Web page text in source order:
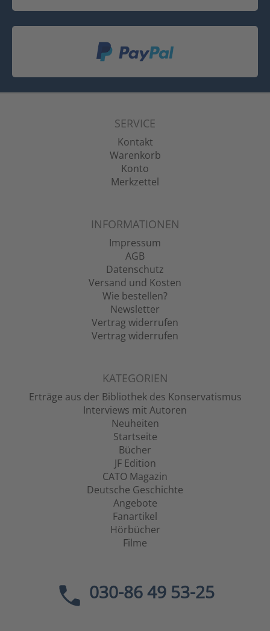
SERVICE
Kontakt
Warenkorb
Konto
Merkzettel
INFORMATIONEN
Impressum
AGB
Datenschutz
Versand und Kosten
Wie bestellen?
Newsletter
Vertrag widerrufen
Vertrag widerrufen
KATEGORIEN
Erträge aus der Bibliothek des Konservatismus
Interviews mit Autoren
Neuheiten
Startseite
Bücher
JF Edition
CATO Magazin
Deutsche Geschichte
Angebote
Fanartikel
Hörbücher
Filme
030-86 49 53-25